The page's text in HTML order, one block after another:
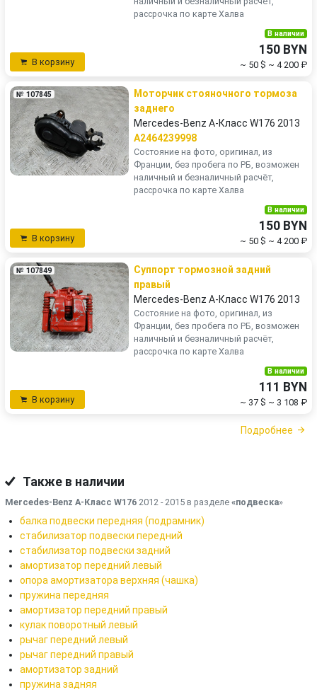
рассрочка по карте Халва
В корзину
В наличии
150 BYN
~ 50 $ ~ 4 200 ₽
№ 107845
Моторчик стояночного тормоза
заднего
Mercedes-Benz A-Класс W176 2013
A2464239998
Состояние на фото, оригинал, из
Франции, без пробега по РБ, возможен
наличный и безналичный расчёт,
рассрочка по карте Халва
В корзину
В наличии
150 BYN
~ 50 $ ~ 4 200 ₽
№ 107849
Суппорт тормозной задний
правый
Mercedes-Benz A-Класс W176 2013
Состояние на фото, оригинал, из
Франции, без пробега по РБ, возможен
наличный и безналичный расчёт,
рассрочка по карте Халва
В корзину
В наличии
111 BYN
~ 37 $ ~ 3 108 ₽
Подробнее
Также в наличии
Mercedes-Benz A-Класс W176 2012 - 2015 в разделе «подвеска»
балка подвески передняя (подрамник)
стабилизатор подвески передний
стабилизатор подвески задний
амортизатор передний левый
опора амортизатора верхняя (чашка)
пружина передняя
амортизатор передний правый
кулак поворотный левый
рычаг передний левый
рычаг передний правый
амортизатор задний
пружина задняя